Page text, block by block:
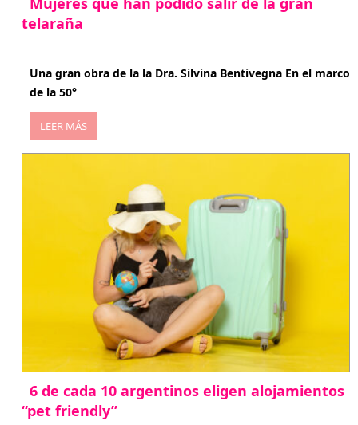
telaraña
Una gran obra de la la Dra. Silvina Bentivegna En el marco
de la 50°
LEER MÁS
6 de cada 10 argentinos eligen alojamientos
“pet friendly”